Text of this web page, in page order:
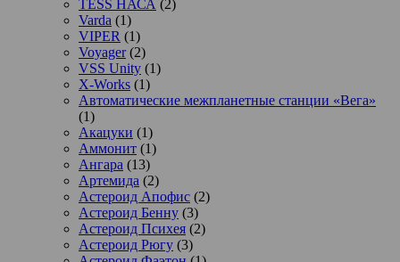
TESS НАСА (2)
Varda (1)
VIPER (1)
Voyager(2)
VSS Unity (1)
X-Works (1)
Автоматические межпланетные станции «Вега»
(1)
Акацуки (1)
Аммонит (1)
Ангара (13)
Артемида (2)
Астероид Апофис (2)
Астероид Бенну (3)
Астероид Психея (2)
Астероид Рюгу (3)